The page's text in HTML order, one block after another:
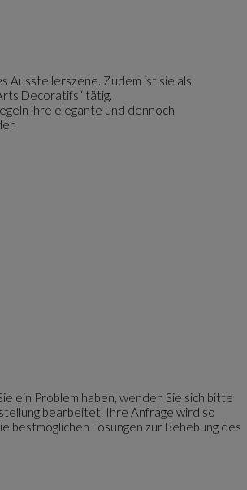
Ausstellerszene. Zudem ist sie als
Decoratifs“ tätig.
ihre elegante und dennoch
ein Problem haben, wenden Sie sich bitte
bearbeitet. Ihre Anfrage wird so
bestmöglichen Lösungen zur Behebung des